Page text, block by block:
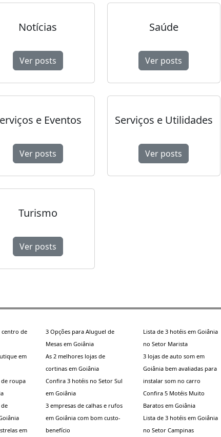
Notícias
Ver posts
Saúde
Ver posts
e Eventos
Ver posts
Serviços e Utilidades
Ver posts
Turismo
Ver posts
centro de
em
de roupa
em
3 Opções para Aluguel de
Mesas em Goiânia
As 2 melhores lojas de
cortinas em Goiânia
Confira 3 hotéis no Setor Sul
em Goiânia
3 empresas de calhas e rufos
em Goiânia com bom custo-
benefício
Lista de 3 hotéis em Goiânia
no Setor Marista
3 lojas de auto som em
Goiânia bem avaliadas para
instalar som no carro
Confira 5 Motéis Muito
Baratos em Goiânia
Lista de 3 hotéis em Goiânia
no Setor Campinas